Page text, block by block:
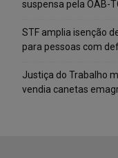
suspensa pela OAB-
STF amplia isenção
para pessoas com
Justiça do Trabalho
vendia canetas